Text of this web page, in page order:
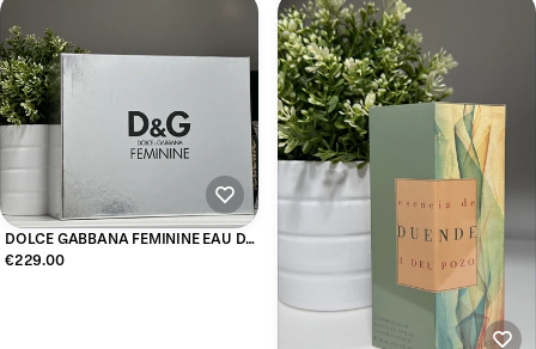
DOLCE GABBANA FEMININE EAU DE
TOILETTE 50ML SPRAY
€229.00